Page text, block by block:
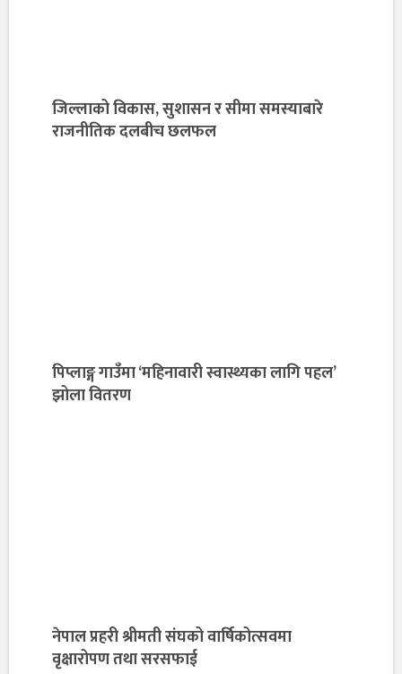
जिल्लाको विकास, सुशासन र सीमा समस्याबारे
राजनीतिक दलबीच छलफल
पिप्लाङ्ग गाउँमा ‘महिनावारी स्वास्थ्यका लागि पहल’
झोला वितरण
नेपाल प्रहरी श्रीमती संघको वार्षिकोत्सवमा
वृक्षारोपण तथा सरसफाई